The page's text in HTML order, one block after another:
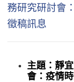
務研究研討會
徵稿訊息
主題：靜
會：疫情